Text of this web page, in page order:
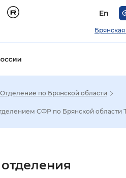
En
отображения
Увеличенный
Отделение по Брянской области
СФР по Брянской области